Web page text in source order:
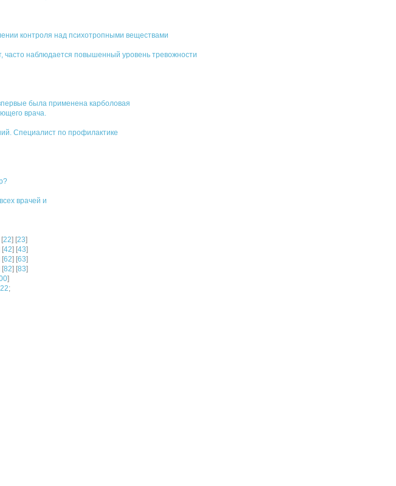
контроля над психотропными веществами
часто наблюдается повышенный уровень тревожности
была применена карболовая
врача.
Специалист по профилактике
врачей и
[22] [23]
[42] [43]
[62] [63]
[82] [83]
]
;